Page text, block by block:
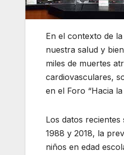
En el contexto de
nuestra salud y
miles de muertes
cardiovasculares,
en el Foro “Hacia
Los datos
1988 y 2018, la
niños en edad